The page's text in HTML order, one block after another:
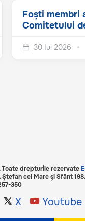
Foști membri
Comitetului
CNA...
30 Iul 2026
drepturile rezervate
cel Mare şi Sfânt 198.
350
X Youtube